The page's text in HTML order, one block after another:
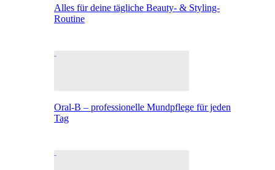
Alles für deine tägliche Beauty- & Styling-
Routine
Oral-B – professionelle Mundpflege für jeden
Tag